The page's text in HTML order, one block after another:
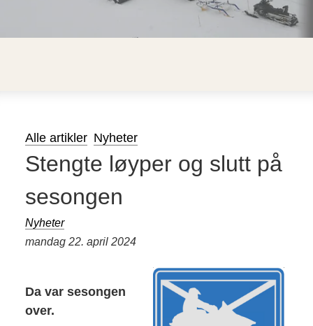
Alle artikler Nyheter
Stengte løyper og slutt på
sesongen
Nyheter
mandag 22. april 2024
Da var sesongen
over.